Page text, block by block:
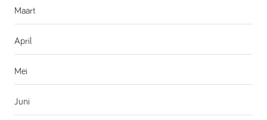
Maart
April
Mei
Juni